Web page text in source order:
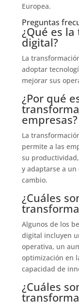
Europea.
Preguntas
¿Qué es
digital?
La
adoptar
mejorar sus
¿Por qué
empresas?
La
permite a las
su
y adaptarse a
cambio.
¿Cuáles
Algunos de los
digital incluyen
operativa, un
optimización en
capacidad de
¿Cuáles